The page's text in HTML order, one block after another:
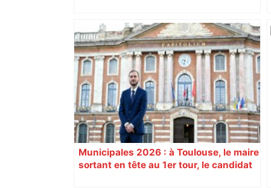
Municipales 2026 : à Toulouse, le maire
sortant en tête au 1er tour, le candidat